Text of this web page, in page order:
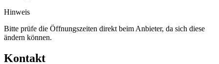
Hinweis
Bitte prüfe die Öffnungszeiten direkt beim Anbieter, da sich diese
ändern können.
Kontakt